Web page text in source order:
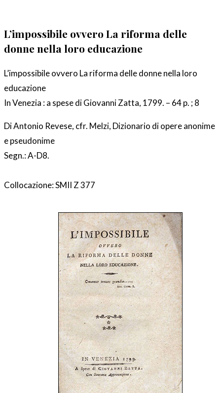
L’impossibile ovvero La riforma delle
donne nella loro educazione
L’impossibile ovvero La riforma delle donne nella loro
educazione
In Venezia : a spese di Giovanni Zatta, 1799. – 64 p. ; 8
Di Antonio Revese, cfr. Melzi, Dizionario di opere anonime
e pseudonime
Segn.: A-D8.
Collocazione: SMII Z 377